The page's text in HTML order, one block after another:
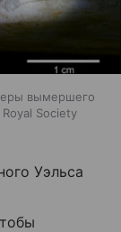
вымершего
Royal Society
Уэльса